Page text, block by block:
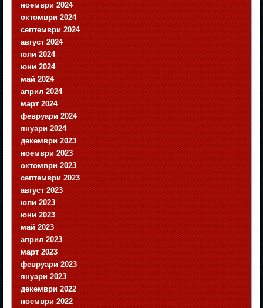
ноември 2024
октомври 2024
септември 2024
август 2024
юли 2024
юни 2024
май 2024
април 2024
март 2024
февруари 2024
януари 2024
декември 2023
ноември 2023
октомври 2023
септември 2023
август 2023
юли 2023
юни 2023
май 2023
април 2023
март 2023
февруари 2023
януари 2023
декември 2022
ноември 2022